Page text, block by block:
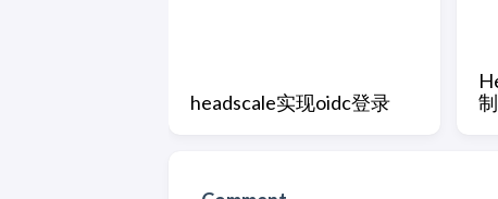
headscale实现oidc登录